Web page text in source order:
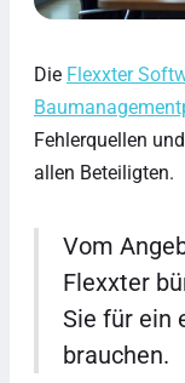
Die Flexxter
Fehlerquellen
allen Beteiligten.
Vom
Flexxter
Sie für ein
brauchen.